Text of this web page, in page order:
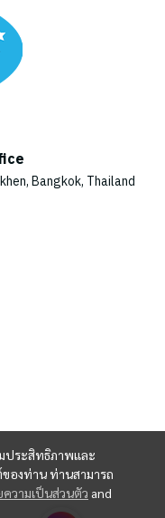
ประสิทธิภาพและ
องท่าน ท่านสามารถ
ความเป็นส่วนตัว and
Bangkok, Thailand